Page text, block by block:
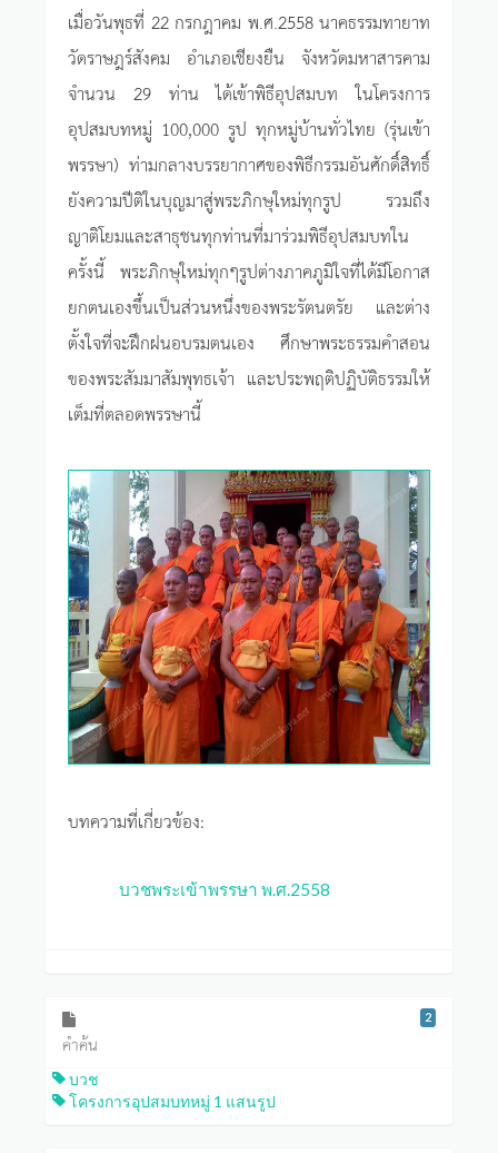
เมื่อวันพุธที่ 22 กรกฎาคม พ.ศ.2558 นาคธรรมทายาท
วัดราษฎร์สังคม อำเภอเชียงยืน จังหวัดมหาสารคาม
จำนวน 29 ท่าน ได้เข้าพิธีอุปสมบท ในโครงการ
อุปสมบทหมู่ 100,000 รูป ทุกหมู่บ้านทั่วไทย (รุ่นเข้า
พรรษา) ท่ามกลางบรรยากาศของพิธีกรรมอันศักดิ์สิทธิ์
ยังความปีติในบุญมาสู่พระภิกษุใหม่ทุกรูป รวมถึง
ญาติโยมและสาธุชนทุกท่านที่มาร่วมพิธีอุปสมบทใน
ครั้งนี้ พระภิกษุใหม่ทุกๆรูปต่างภาคภูมิใจที่ได้มีโอกาส
ยกตนเองขึ้นเป็นส่วนหนึ่งของพระรัตนตรัย และต่าง
ตั้งใจที่จะฝึกฝนอบรมตนเอง ศึกษาพระธรรมคำสอน
ของพระสัมมาสัมพุทธเจ้า และประพฤติปฏิบัติธรรมให้
เต็มที่ตลอดพรรษานี้
บทความที่เกี่ยวข้อง:
บวชพระเข้าพรรษา พ.ศ.2558
คำค้น
2
บวช
โครงการอุปสมบทหมู่ 1 แสนรูป